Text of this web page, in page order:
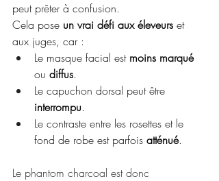
peut prêter à confusion.
Cela pose un vrai défi aux éleveurs et
aux juges, car :
Le masque facial est moins marqué
ou diffus.
Le capuchon dorsal peut être
interrompu.
Le contraste entre les rosettes et le
fond de robe est parfois atténué.
Le phantom charcoal est donc